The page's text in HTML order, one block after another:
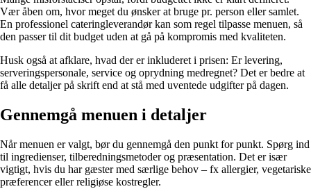
Vær åben om, hvor meget du ønsker at bruge pr. person eller samlet.
En professionel cateringleverandør kan som regel tilpasse menuen, så
den passer til dit budget uden at gå på kompromis med kvaliteten.
Husk også at afklare, hvad der er inkluderet i prisen: Er levering,
serveringspersonale, service og oprydning medregnet? Det er bedre at
få alle detaljer på skrift end at stå med uventede udgifter på dagen.
Gennemgå menuen i detaljer
Når menuen er valgt, bør du gennemgå den punkt for punkt. Spørg ind
til ingredienser, tilberedningsmetoder og præsentation. Det er især
vigtigt, hvis du har gæster med særlige behov – fx allergier, vegetariske
præferencer eller religiøse kostregler.